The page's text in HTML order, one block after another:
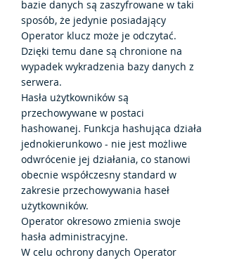
bazie danych są zaszyfrowane w taki
sposób, że jedynie posiadający
Operator klucz może je odczytać.
Dzięki temu dane są chronione na
wypadek wykradzenia bazy danych z
serwera.
Hasła użytkowników są
przechowywane w postaci
hashowanej. Funkcja hashująca działa
jednokierunkowo - nie jest możliwe
odwrócenie jej działania, co stanowi
obecnie współczesny standard w
zakresie przechowywania haseł
użytkowników.
Operator okresowo zmienia swoje
hasła administracyjne.
W celu ochrony danych Operator